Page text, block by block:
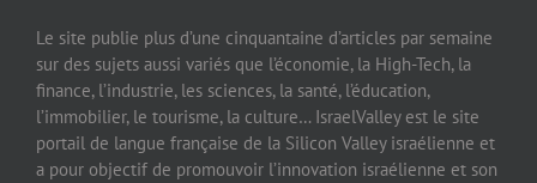
Le site publie plus d’une cinquantaine d’articles par semaine
sur des sujets aussi variés que l’économie, la High-Tech, la
finance, l’industrie, les sciences, la santé, l’éducation,
l’immobilier, le tourisme, la culture… IsraelValley est le site
portail de langue française de la Silicon Valley israélienne et
a pour objectif de promouvoir l’innovation israélienne et son